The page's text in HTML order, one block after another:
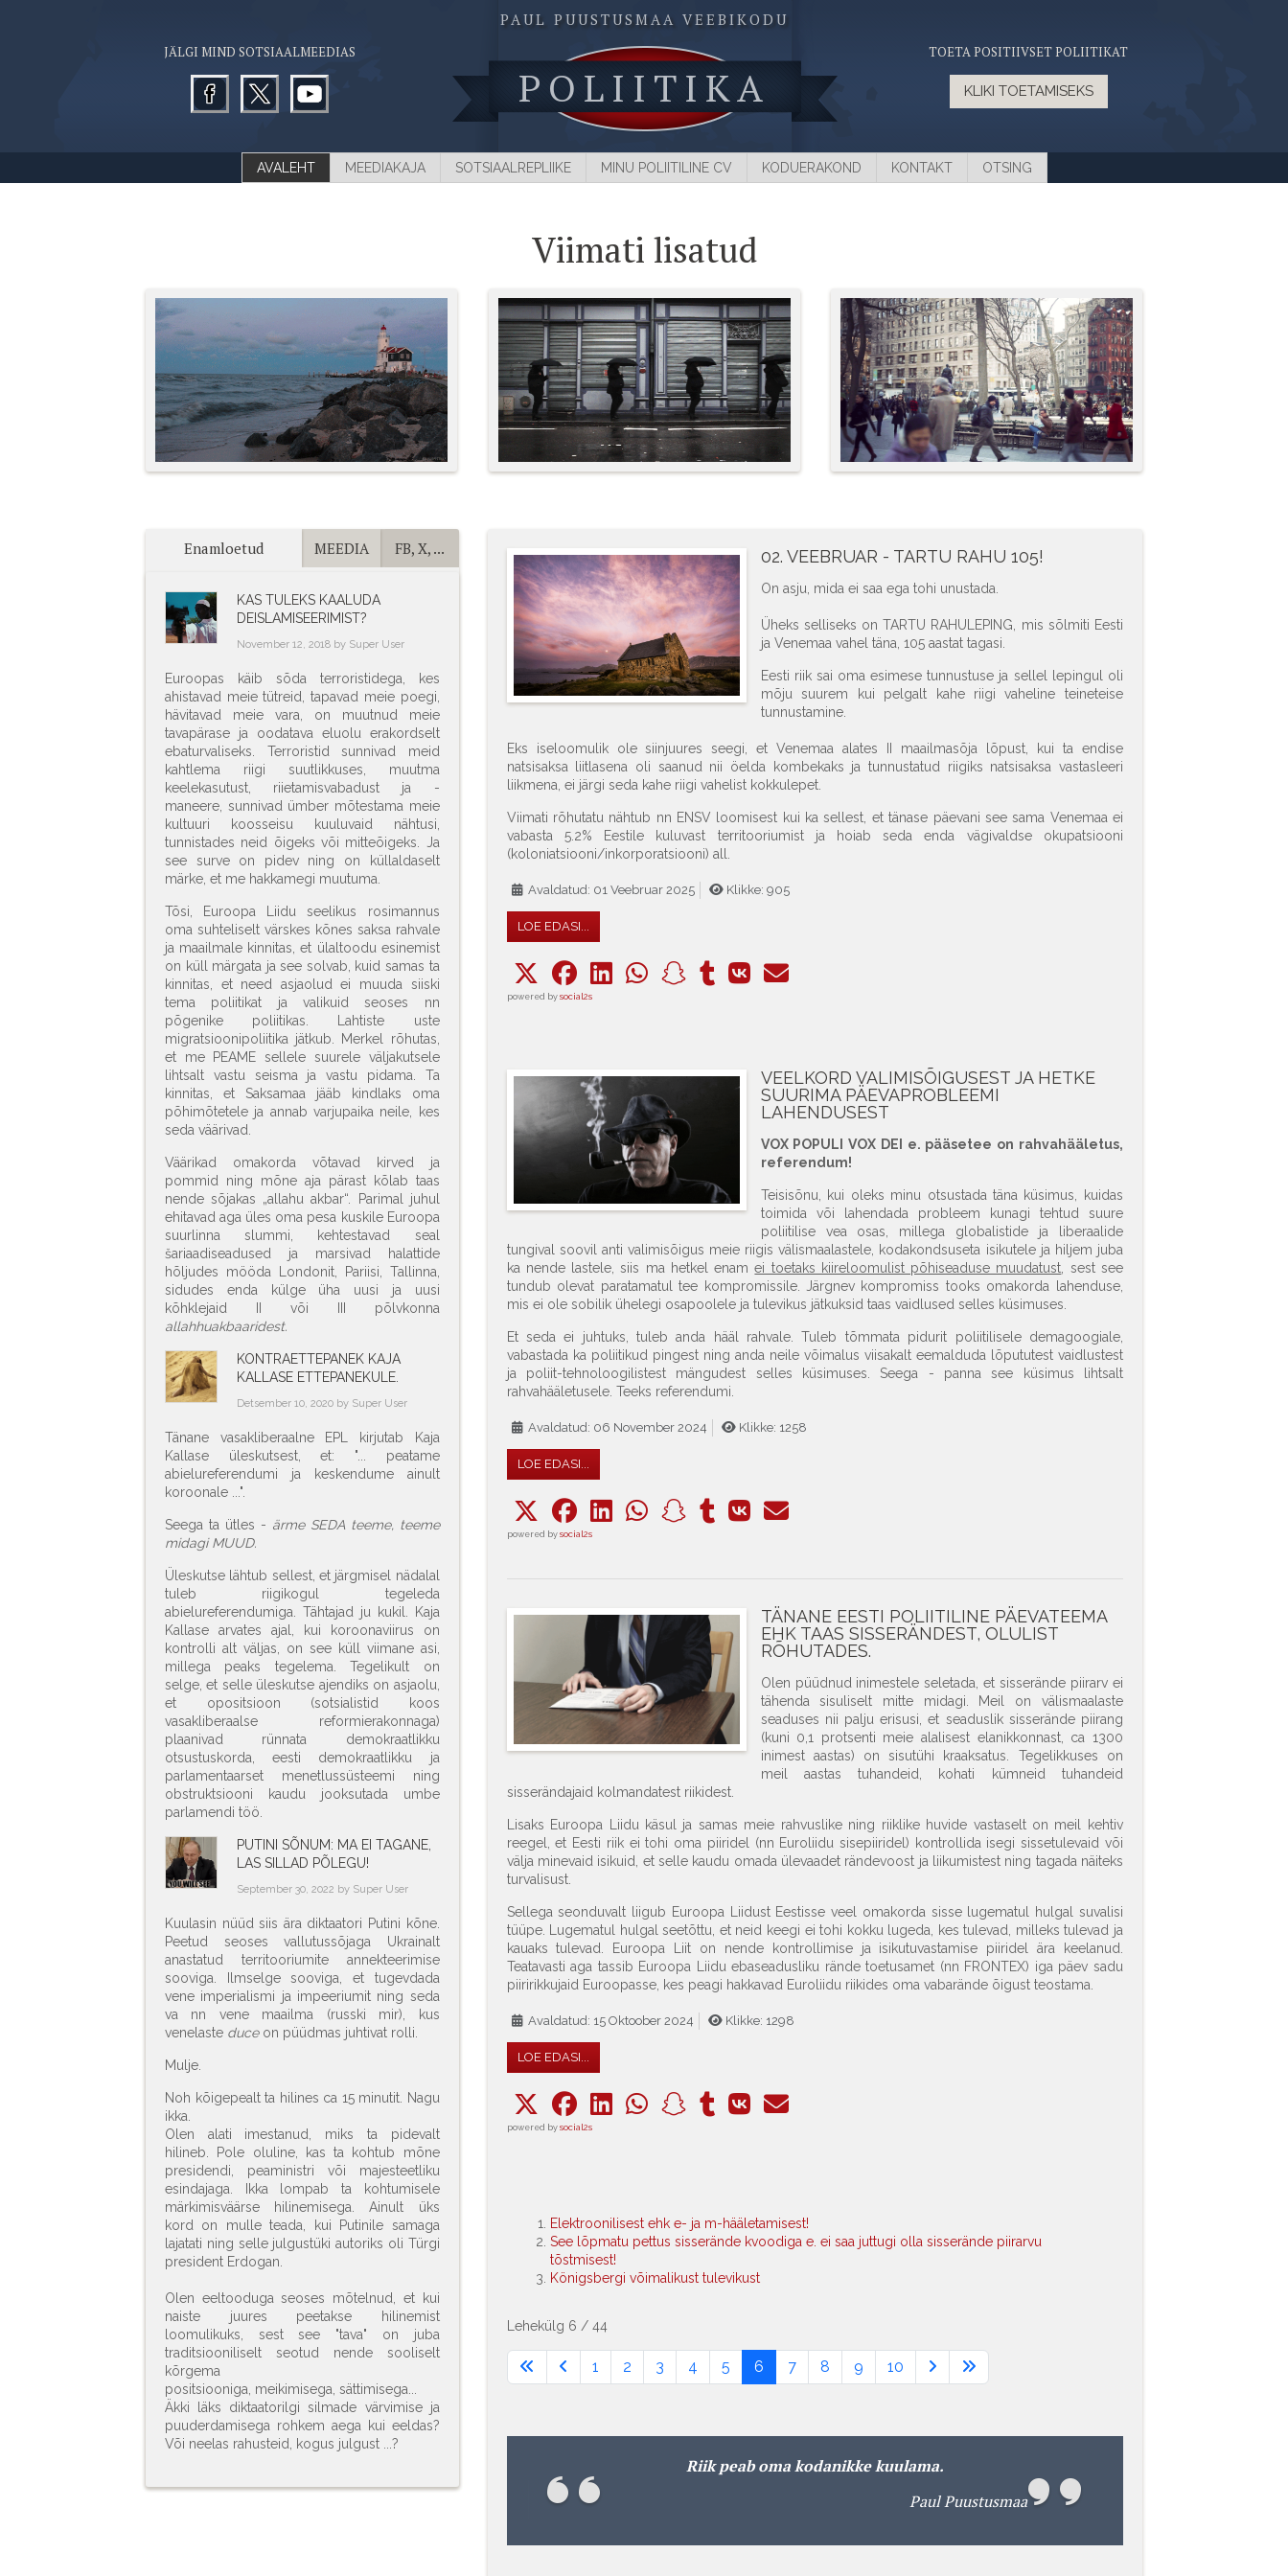
JÄLGI MIND SOTSIAALMEEDIAS
PAUL PUUSTUSMAA VEEBIKODU
POLIITIKA
TOETA POSITIIVSET POLIITIKAT
KLIKI TOETAMISEKS
AVALEHT MEEDIAKAJA SOTSIAALREPLIIKE MINU POLIITILINE CV KODUERAKOND KONTAKT OTSING
Viimati lisatud
Enamloetud MEEDIA FB, X, ...
KAS TULEKS KAALUDA
DEISLAMISEERIMIST?
November 12, 2018 by Super User
Euroopas käib sõda terroristidega, kes
ahistavad meie tütreid, tapavad meie poegi,
hävitavad meie vara, on muutnud meie
tavapärase ja oodatava eluolu erakordselt
ebaturvaliseks. Terroristid sunnivad meid
kahtlema riigi suutlikkuses, muutma
keelekasutust, riietamisvabadust ja -
maneere, sunnivad ümber mõtestama meie
kultuuri koosseisu kuuluvaid nähtusi,
tunnistades neid õigeks või mitteõigeks. Ja
see surve on pidev ning on küllaldaselt
märke, et me hakkamegi muutuma.
Tõsi, Euroopa Liidu seelikus rosimannus
oma suhteliselt värskes kõnes saksa rahvale
ja maailmale kinnitas, et ülaltoodu esinemist
on küll märgata ja see solvab, kuid samas ta
kinnitas, et need asjaolud ei muuda siiski
tema poliitikat ja valikuid seoses nn
põgenike poliitikas. Lahtiste uste
migratsioonipoliitika jätkub. Merkel rõhutas,
et me PEAME sellele suurele väljakutsele
lihtsalt vastu seisma ja vastu pidama. Ta
kinnitas, et Saksamaa jääb kindlaks oma
põhimõtetele ja annab varjupaika neile, kes
seda väärivad.
Väärikad omakorda võtavad kirved ja
pommid ning mõne aja pärast kõlab taas
nende sõjakas „allahu akbar“. Parimal juhul
ehitavad aga üles oma pesa kuskile Euroopa
suurlinna slummi, kehtestavad seal
šariaadiseadused ja marsivad halattide
hõljudes mööda Londonit, Pariisi, Tallinna,
sidudes enda külge üha uusi ja uusi
kõhklejaid II või III põlvkonna
allahhuakbaaridest.
KONTRAETTEPANEK KAJA
KALLASE ETTEPANEKULE.
Detsember 10, 2020 by Super User
Tänane vasakliberaalne EPL kirjutab Kaja
Kallase üleskutsest, et: "... peatame
abielureferendumi ja keskendume ainult
koroonale ...".
Seega ta ütles - ärme SEDA teeme, teeme
midagi MUUD.
Üleskutse lähtub sellest, et järgmisel nädalal
tuleb riigikogul tegeleda
abielureferendumiga. Tähtajad ju kukil. Kaja
Kallase arvates ajal, kui koroonaviirus on
kontrolli alt väljas, on see küll viimane asi,
millega peaks tegelema. Tegelikult on
selge, et selle üleskutse ajendiks on asjaolu,
et opositsioon (sotsialistid koos
vasakliberaalse reformierakonnaga)
plaanivad rünnata demokraatlikku
otsustuskorda, eesti demokraatlikku ja
parlamentaarset menetlussüsteemi ning
obstruktsiooni kaudu jooksutada umbe
parlamendi töö.
PUTINI SÕNUM: MA EI TAGANE,
LAS SILLAD PÕLEGU!
September 30, 2022 by Super User
Kuulasin nüüd siis ära diktaatori Putini kõne.
Peetud seoses vallutussõjaga Ukrainalt
anastatud territooriumite annekteerimise
sooviga. Ilmselge sooviga, et tugevdada
vene imperialismi ja impeeriumit ning seda
va nn vene maailma (russki mir), kus
venelaste duce on püüdmas juhtivat rolli.
Mulje.
Noh kõigepealt ta hilines ca 15 minutit. Nagu
ikka.
Olen alati imestanud, miks ta pidevalt
hilineb. Pole oluline, kas ta kohtub mõne
presidendi, peaministri või majesteetliku
esindajaga. Ikka lompab ta kohtumisele
märkimisväärse hilinemisega. Ainult üks
kord on mulle teada, kui Putinile samaga
lajatati ning selle julgustüki autoriks oli Türgi
president Erdogan.
Olen eeltooduga seoses mõtelnud, et kui
naiste juures peetakse hilinemist
loomulikuks, sest see "tava" on juba
traditsiooniliselt seotud nende sooliselt
kõrgema
positsiooniga, meikimisega, sättimisega...
Äkki läks diktaatorilgi silmade värvimise ja
puuderdamisega rohkem aega kui eeldas?
Või neelas rahusteid, kogus julgust ...?
02. VEEBRUAR - TARTU RAHU 105!
On asju, mida ei saa ega tohi unustada.
Üheks selliseks on TARTU RAHULEPING, mis sõlmiti Eesti
ja Venemaa vahel täna, 105 aastat tagasi.
Eesti riik sai oma esimese tunnustuse ja sellel lepingul oli
mõju suurem kui pelgalt kahe riigi vaheline teineteise
tunnustamine.
Eks iseloomulik ole siinjuures seegi, et Venemaa alates II maailmasõja lõpust, kui ta endise
natsisaksa liitlasena oli saanud nii öelda kombekaks ja tunnustatud riigiks natsisaksa vastasleeri
liikmena, ei järgi seda kahe riigi vahelist kokkulepet.
Viimati rõhutatu nähtub nn ENSV loomisest kui ka sellest, et tänase päevani see sama Venemaa ei
vabasta 5.2% Eestile kuluvast territooriumist ja hoiab seda enda vägivaldse okupatsiooni
(koloniatsiooni/inkorporatsiooni) all.
Avaldatud: 01 Veebruar 2025 Klikke: 905
LOE EDASI...
powered by social2s
VEELKORD VALIMISÕIGUSEST JA HETKE
SUURIMA PÄEVAPROBLEEMI
LAHENDUSEST
VOX POPULI VOX DEI e. pääsetee on rahvahääletus,
referendum!
Teisisõnu, kui oleks minu otsustada täna küsimus, kuidas
toimida või lahendada probleem kunagi tehtud suure
poliitilise vea osas, millega globalistide ja liberaalide
tungival soovil anti valimisõigus meie riigis välismaalastele, kodakondsuseta isikutele ja hiljem juba
ka nende lastele, siis ma hetkel enamei toetaks kiireloomulist põhiseaduse muudatust, sest see
tundub olevat paratamatul tee kompromissile. Järgnev kompromiss tooks omakorda lahenduse,
mis ei ole sobilik ühelegi osapoolele ja tulevikus jätkuksid taas vaidlused selles küsimuses.
Et seda ei juhtuks, tuleb anda hääl rahvale. Tuleb tõmmata pidurit poliitilisele demagoogiale,
vabastada ka poliitikud pingest ning anda neile võimalus viisakalt eemalduda lõpututest vaidlustest
ja poliit-tehnoloogilistest mängudest selles küsimuses. Seega - panna see küsimus lihtsalt
rahvahääletusele. Teeks referendumi.
Avaldatud: 06 November 2024 Klikke: 1258
LOE EDASI...
powered by social2s
TÄNANE EESTI POLIITILINE PÄEVATEEMA
EHK TAAS SISSERÄNDEST, OLULIST
RÕHUTADES.
Olen püüdnud inimestele seletada, et sisserände piirarv ei
tähenda sisuliselt mitte midagi. Meil on välismaalaste
seaduses nii palju erisusi, et seaduslik sisserände piirang
(kuni 0,1 protsenti meie alalisest elanikkonnast, ca 1300
inimest aastas) on sisutühi kraaksatus. Tegelikkuses on
meil aastas tuhandeid, kohati kümneid tuhandeid
sisserändajaid kolmandatest riikidest.
Lisaks Euroopa Liidu käsul ja samas meie rahvuslike ning riiklike huvide vastaselt on meil kehtiv
reegel, et Eesti riik ei tohi oma piiridel (nn Euroliidu sisepiiridel) kontrollida isegi sissetulevaid või
välja minevaid isikuid, et selle kaudu omada ülevaadet rändevoost ja liikumistest ning tagada näiteks
turvalisust.
Sellega seonduvalt liigub Euroopa Liidust Eestisse veel omakorda sisse lugematul hulgal suvalisi
tüüpe. Lugematul hulgal seetõttu, et neid keegi ei tohi kokku lugeda, kes tulevad, milleks tulevad ja
kauaks tulevad. Euroopa Liit on nende kontrollimise ja isikutuvastamise piiridel ära keelanud.
Teatavasti aga tassib Euroopa Liidu ebaseadusliku rände toetusamet (nn FRONTEX) iga päev sadu
piiririkkujaid Euroopasse, kes peagi hakkavad Euroliidu riikides oma vabarände õigust teostama.
Avaldatud: 15 Oktoober 2024 Klikke: 1298
LOE EDASI...
powered by social2s
Elektroonilisest ehk e- ja m-hääletamisest!
See lõpmatu pettus sisserände kvoodiga e. ei saa juttugi olla sisserände piirarvu
tõstmisest!
Königsbergi võimalikust tulevikust
Lehekülg 6 / 44
1 2 3 4 5 6 7 8 9 10
Riik peab oma kodanikke kuulama.
Paul Puustusmaa